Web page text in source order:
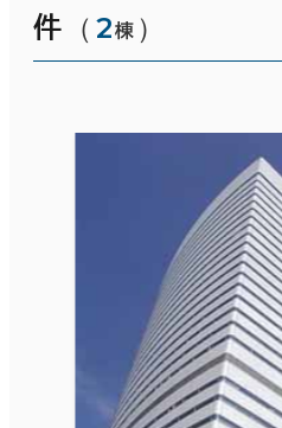
件
（ 2棟 ）